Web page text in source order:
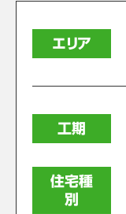
エリア
工期
住宅種
別